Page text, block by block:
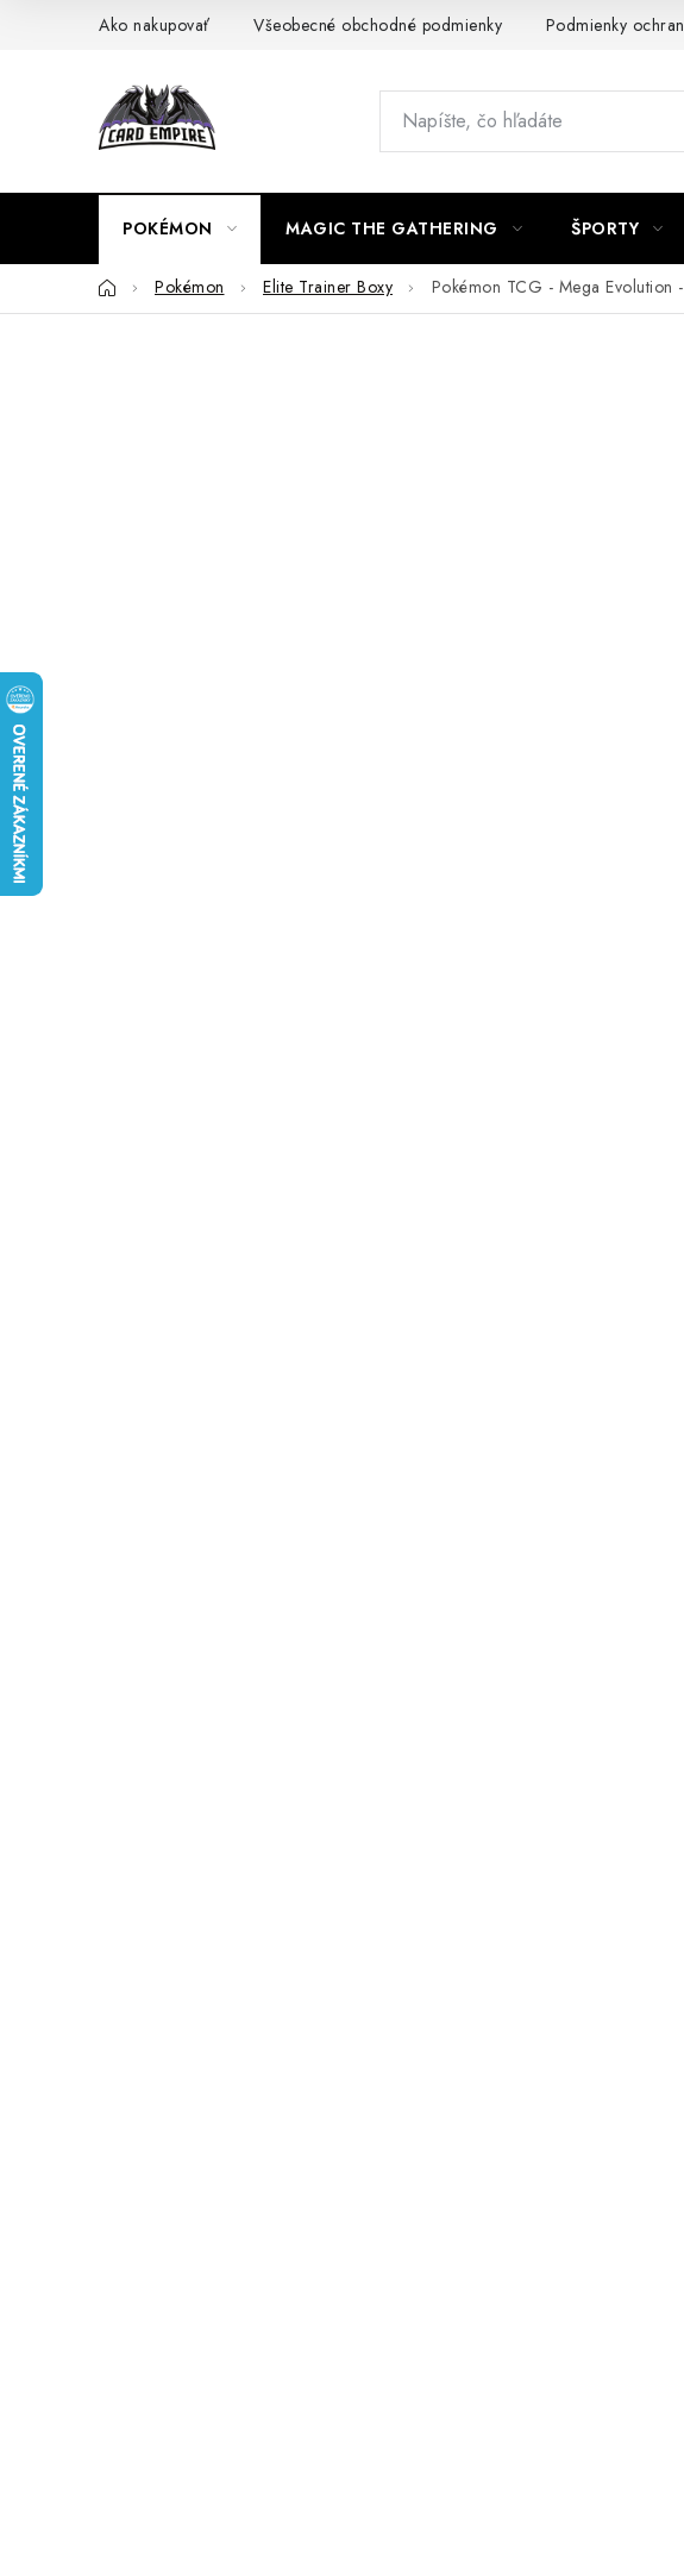
Ako nakupovať Všeobecné obchodné podmienky Podmienky
POKÉMON MAGIC THE GATHERING ŠPORTY
DomovPokémon Elite Trainer Boxy Pokémon TCG - Mega Evolution